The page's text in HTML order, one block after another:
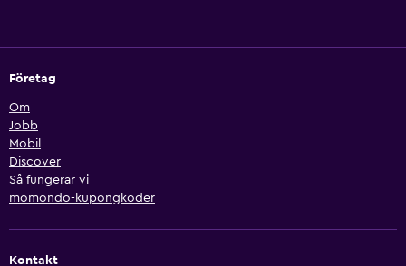
Företag
Om
Jobb
Mobil
Discover
Så fungerar vi
momondo-kupongkoder
Kontakt